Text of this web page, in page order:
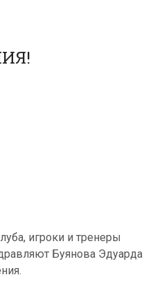
игроки и тренеры
Буянова Эдуарда